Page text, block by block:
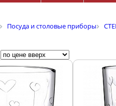
Посуда и столовые приборы